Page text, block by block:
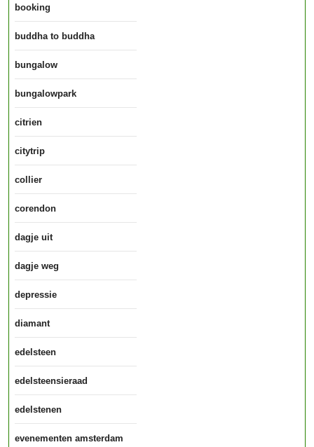
booking
buddha to buddha
bungalow
bungalowpark
citrien
citytrip
collier
corendon
dagje uit
dagje weg
depressie
diamant
edelsteen
edelsteensieraad
edelstenen
evenementen amsterdam